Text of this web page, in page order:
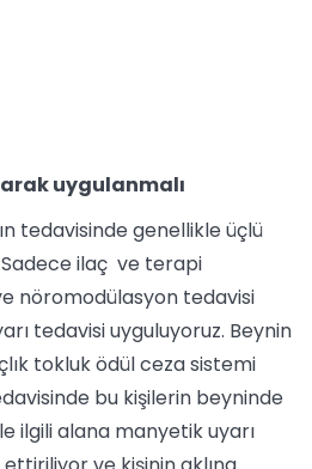
uygulanmalı
tedavisinde genellikle üçlü
ilaç ve terapi
nöromodülasyon tedavisi
tedavisi uyguluyoruz. Beynin
tokluk ödül ceza sistemi
bu kişilerin beyninde
ilgili alana manyetik uyarı